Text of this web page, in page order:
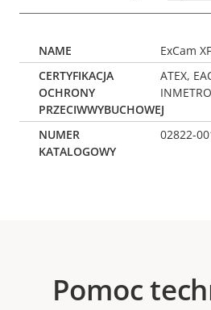
ExCam
ATEX,
02822-
Pomoc